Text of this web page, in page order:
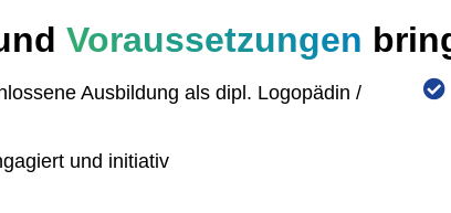
Voraussetzungen
Ausbildung als dipl. Logopädin /
und initiativ